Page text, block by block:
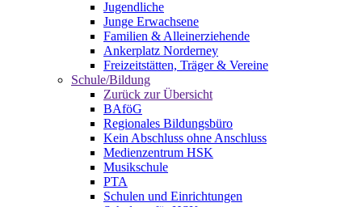
Jugendliche
Junge Erwachsene
Familien & Alleinerziehende
Ankerplatz Norderney
Freizeitstätten, Träger & Vereine
Schule/Bildung
Zurück zur Übersicht
BAföG
Regionales Bildungsbüro
Kein Abschluss ohne Anschluss
Medienzentrum HSK
Musikschule
PTA
Schulen und Einrichtungen